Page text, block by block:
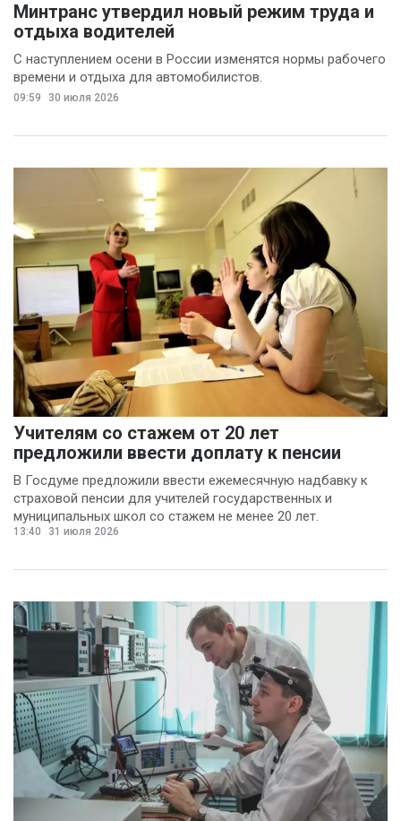
Минтранс утвердил новый режим труда и
отдыха водителей
С наступлением осени в России изменятся нормы рабочего
времени и отдыха для автомобилистов.
09:59 30 июля 2026
Учителям со стажем от 20 лет
предложили ввести доплату к пенсии
В Госдуме предложили ввести ежемесячную надбавку к
страховой пенсии для учителей государственных и
муниципальных школ со стажем не менее 20 лет.
13:40 31 июля 2026